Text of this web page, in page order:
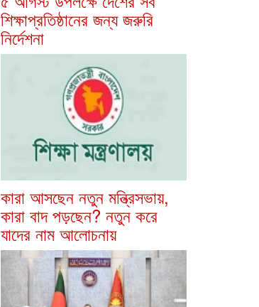
শিক্ষাপ্রতিষ্ঠানের জন্য জরুরি
নির্দেশনা
কারা আসছেন নতুন মন্ত্রিসভায়,
কারা বাদ পড়ছেন? নতুন করে
যাদের নাম আলোচনায়